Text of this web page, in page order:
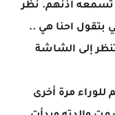
تسمعه أذنهم. نظر
بتقول احنا هي ..
إلى الشاشة
مرة أخرى